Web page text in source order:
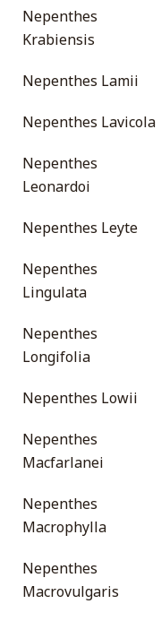
Nepenthes
Krabiensis
Nepenthes Lamii
Nepenthes Lavicola
Nepenthes
Leonardoi
Nepenthes Leyte
Nepenthes
Lingulata
Nepenthes
Longifolia
Nepenthes Lowii
Nepenthes
Macfarlanei
Nepenthes
Macrophylla
Nepenthes
Macrovulgaris